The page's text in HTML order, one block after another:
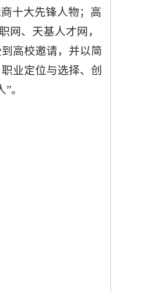
十大先锋人物；高
网、天基人才网，
高校邀请，并以简
业定位与选择、创
。